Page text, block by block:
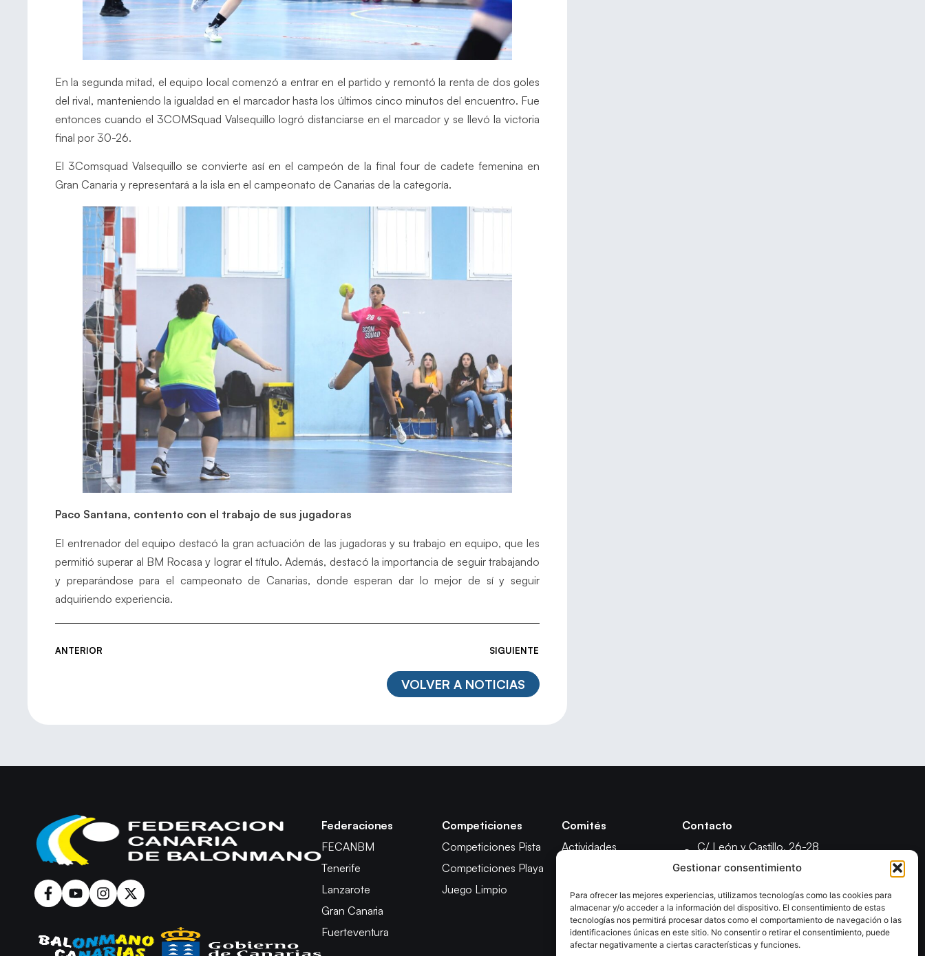
Gestionar consentimiento
Para ofrecer las mejores experiencias, utilizamos tecnologías como las cookies para
almacenar y/o acceder a la información del dispositivo. El consentimiento de estas
tecnologías nos permitirá procesar datos como el comportamiento de navegación o las
identificaciones únicas en este sitio. No consentir o retirar el consentimiento, puede
afectar negativamente a ciertas características y funciones.
En la segunda mitad, el equipo local comenzó a entrar en el partido y remontó la renta de dos goles
del rival, manteniendo la igualdad en el marcador hasta los últimos cinco minutos del encuentro. Fue
entonces cuando el 3COMSquad Valsequillo logró distanciarse en el marcador y se llevó la victoria
final por 30-26.
El 3Comsquad Valsequillo se convierte así en el campeón de la final four de cadete femenina en
Gran Canaria y representará a la isla en el campeonato de Canarias de la categoría.
Paco Santana, contento con el trabajo de sus jugadoras
El entrenador del equipo destacó la gran actuación de las jugadoras y su trabajo en equipo, que les
permitió superar al BM Rocasa y lograr el título. Además, destacó la importancia de seguir trabajando
y preparándose para el campeonato de Canarias, donde esperan dar lo mejor de sí y seguir
adquiriendo experiencia.
ANTERIOR SIGUIENTE
VOLVER A NOTICIAS
Federaciones
FECANBM
Tenerife
Lanzarote
Gran Canaria
Fuerteventura
Competiciones
Competiciones Pista
Competiciones Playa
Juego Limpio
Comités
Actividades
Árbitros
Competición
Apelación
Contacto
C/ León y Castillo, 26-28
35003 - Las Palmas de Gran Canaria
formacionfecanbm@gmail.com